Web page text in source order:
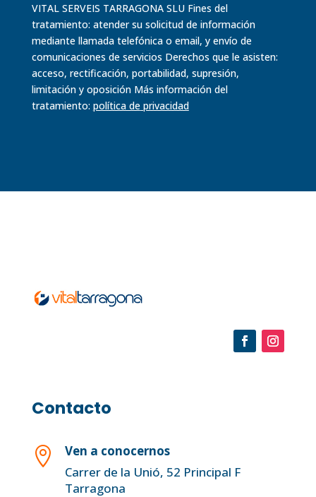
VITAL SERVEIS TARRAGONA SLU Fines del
tratamiento: atender su solicitud de información
mediante llamada telefónica o email, y envío de
comunicaciones de servicios Derechos que le asisten:
acceso, rectificación, portabilidad, supresión,
limitación y oposición Más información del
tratamiento: política deprivacidad
Contacto

Ven a conocernos
Carrer de la Unió, 52 Principal F
Tarragona